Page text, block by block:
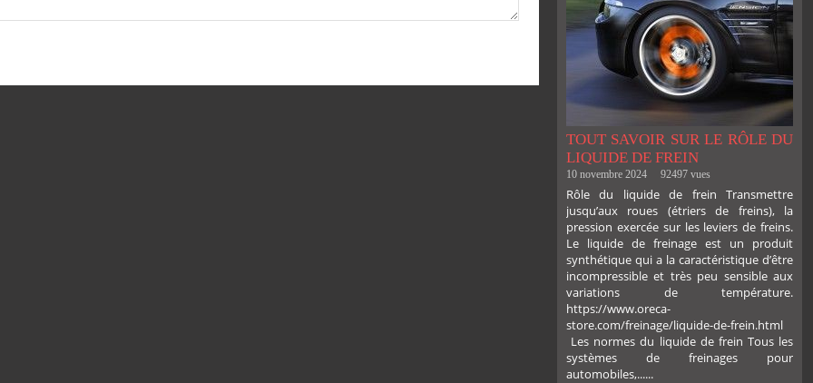
TOUT SAVOIR SUR LE RÔLE DU
LIQUIDE DE FREIN
10 novembre 2024 92497 vues
Rôle du liquide de frein Transmettre
jusqu’aux roues (étriers de freins), la
pression exercée sur les leviers de freins.
Le liquide de freinage est un produit
synthétique qui a la caractéristique d’être
incompressible et très peu sensible aux
variations de température.
https://www.oreca-
store.com/freinage/liquide-de-frein.html
Les normes du liquide de frein Tous les
systèmes de freinages pour
automobiles,......